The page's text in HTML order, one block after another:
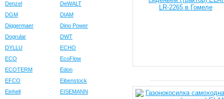
Denzel
DeWALT
DGM
DIAM
Diggermaer
Dino Power
Dogrular
DWT
DYLLU
ECHO
ECO
EcoFlow
ECOTERM
Edon
EFCO
Eibenstock
Einhell
EISEMANN